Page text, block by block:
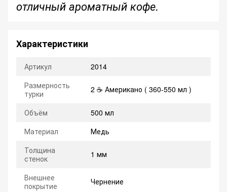
отличный ароматный кофе.
Характеристики
Артикул
2014
Размерность
турки
2 ☕ Американо ( 360-550 мл )
Объём
500 мл
Материал
Медь
Толщина
стенок
1 мм
Внешнее
покрытие
Чернение